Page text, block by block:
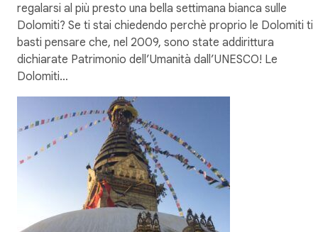
regalarsi al più presto una bella settimana bianca sulle
Dolomiti? Se ti stai chiedendo perchè proprio le Dolomiti ti
basti pensare che, nel 2009, sono state addirittura
dichiarate Patrimonio dell’Umanità dall’UNESCO! Le
Dolomiti…